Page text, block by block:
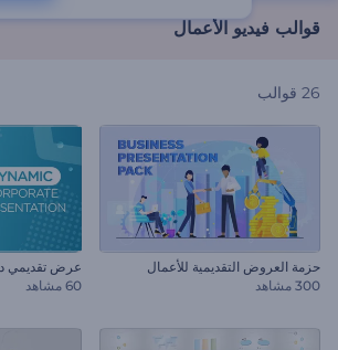
قوالب فيديو الأعمال
26 قوالب
حزمة العروض التقديمية للأعمال
300 مشاهد
عرض تقديمي
60 مشاهد